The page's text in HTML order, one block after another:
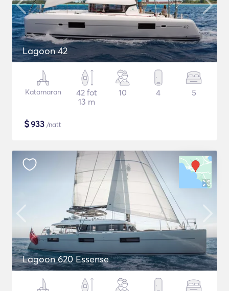
Lagoon 42
Katamaran
42 fot
13 m
10 4 5
$933 /natt
Lagoon 620 Essense